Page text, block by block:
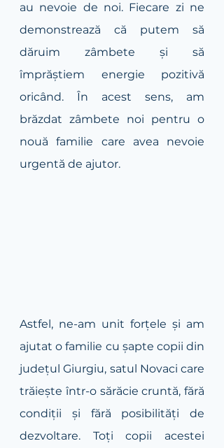
au nevoie de noi. Fiecare zi ne
demonstrează că putem să
dăruim zâmbete și să
împrăștiem energie pozitivă
oricând. În acest sens, am
brăzdat zâmbete noi pentru o
nouă familie care avea nevoie
urgentă de ajutor.
Astfel, ne-am unit forțele și am
ajutat o familie cu șapte copii din
județul Giurgiu, satul Novaci care
trăiește într-o sărăcie cruntă, fără
condiții și fără posibilități de
dezvoltare. Toți copii acestei